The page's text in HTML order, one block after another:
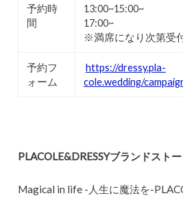
予約時
間
13:00~15:00~
17:00~
※満席になり次第受
予約フ
ォーム
https://dressy.pla-
cole.wedding/
PLACOLE&DRESSYブランドスト
Magical in life -人生に魔法を-